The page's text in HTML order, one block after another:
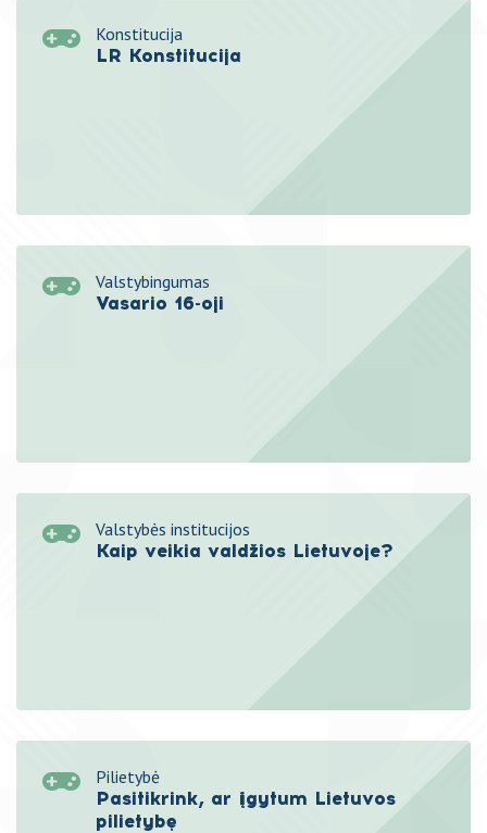
Konstitucija
LR Konstitucija
Valstybingumas
Vasario 16-oji
Valstybės institucijos
Kaip veikia valdžios Lietuvoje?
Pilietybė
Pasitikrink, ar įgytum Lietuvos
pilietybę